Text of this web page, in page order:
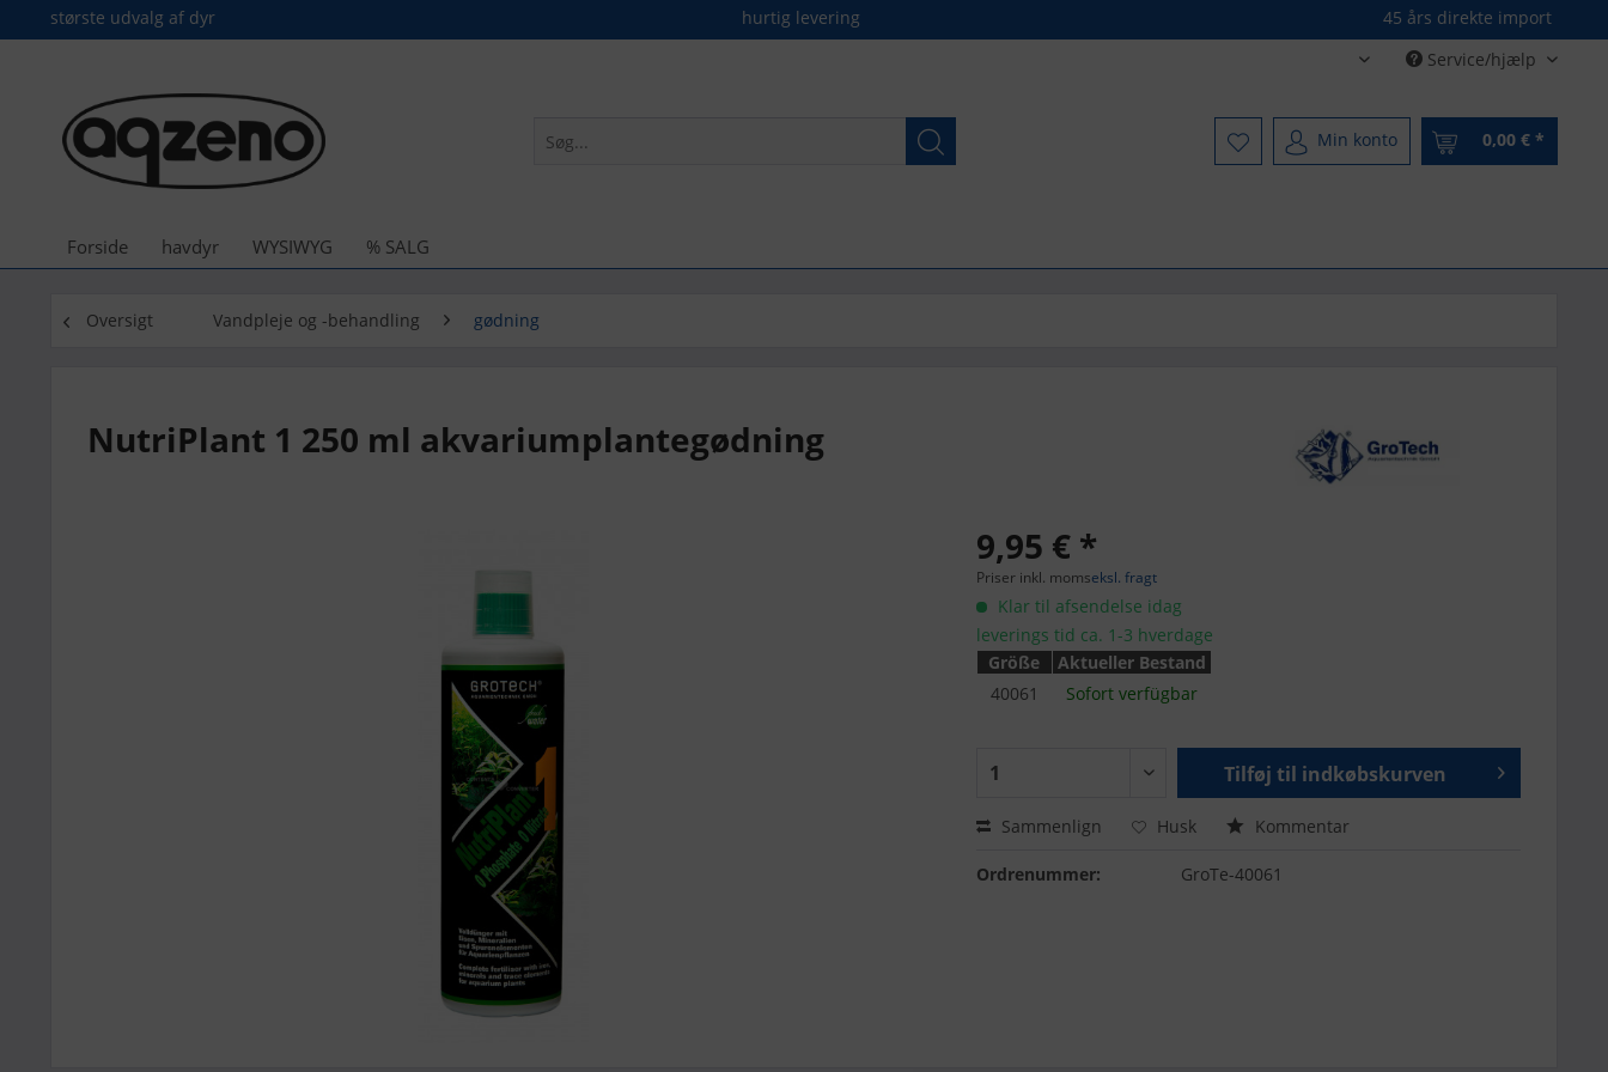
største udvalg af dyr hurtig levering 45 års direkte import
Dänisch - DanishService/hjælp
Min konto 0,00 € *
Forside havdyr WYSIWYG % SALG
Oversigt Vandpleje og -behandling gødning
NutriPlant 1 250 ml akvariumplantegødning
9,95 € *
Priser inkl. momseksl. fragt
Klar til afsendelse idag
leverings tid ca. 1-3 hverdage
Größe
Aktueller Bestand
40061
Sofort verfügbar
Tilføj til indkøbskurven
Sammenlign Husk Kommentar
Ordrenummer: GroTe-40061